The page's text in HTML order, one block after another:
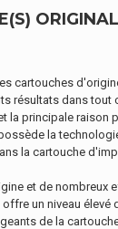
cartouches
résultats dans tout
la principale raison
la
la cartouche
et de nombreux
un niveau
de la